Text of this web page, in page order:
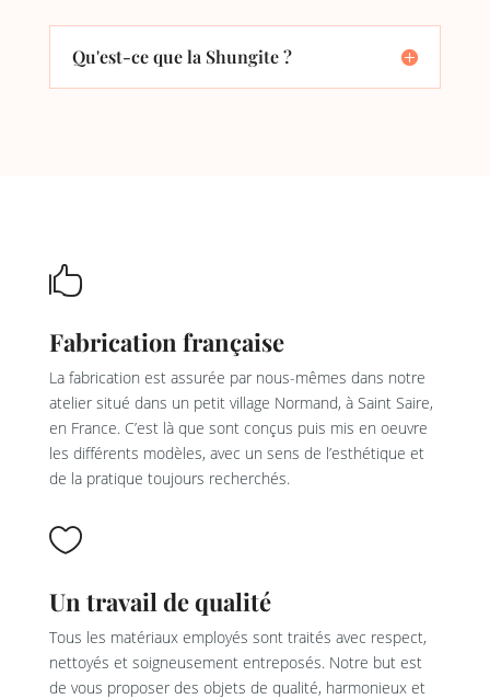
Qu'est-ce que la Shungite ?

Fabrication française
La fabrication est assurée par nous-mêmes dans notre
atelier situé dans un petit village Normand, à Saint Saire,
en France. C’est là que sont conçus puis mis en oeuvre
les différents modèles, avec un sens de l’esthétique et
de la pratique toujours recherchés.

Un travail de qualité
Tous les matériaux employés sont traités avec respect,
nettoyés et soigneusement entreposés. Notre but est
de vous proposer des objets de qualité, harmonieux et